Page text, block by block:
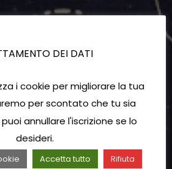
DEI DATI
i cookie per migliorare la tua
per scontato che tu sia
annullare l'iscrizione se lo
desideri.
Accetta tutto Rifiuta